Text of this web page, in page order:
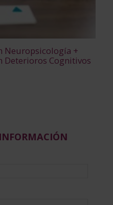
Neuropsicología +
Deterioros Cognitivos